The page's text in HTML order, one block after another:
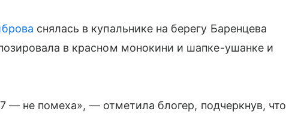
снялась в купальнике на берегу Баренцева
в красном монокини и шапке-ушанке и
— не помеха», — отметила блогер, подчеркнув, что